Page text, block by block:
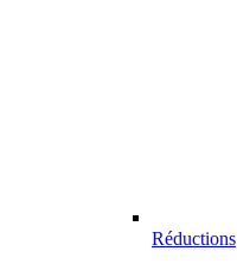
Réductions